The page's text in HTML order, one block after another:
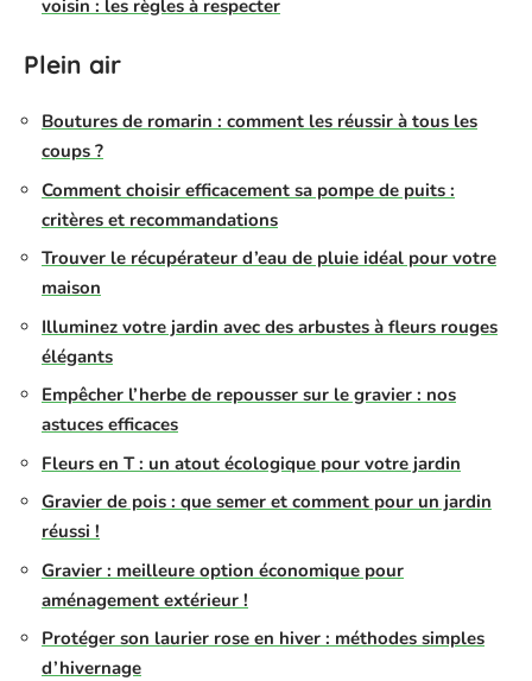
voisin : les règles à respecter
Plein air
Boutures de romarin : comment les réussir à tous les
coups ?
Comment choisir efficacement sa pompe de puits :
critères et recommandations
Trouver le récupérateur d’eau de pluie idéal pour votre
maison
Illuminez votre jardin avec des arbustes à fleurs rouges
élégants
Empêcher l’herbe de repousser sur le gravier : nos
astuces efficaces
Fleurs en T : un atout écologique pour votre jardin
Gravier de pois : que semer et comment pour un jardin
réussi !
Gravier : meilleure option économique pour
aménagement extérieur !
Protéger son laurier rose en hiver : méthodes simples
d’hivernage